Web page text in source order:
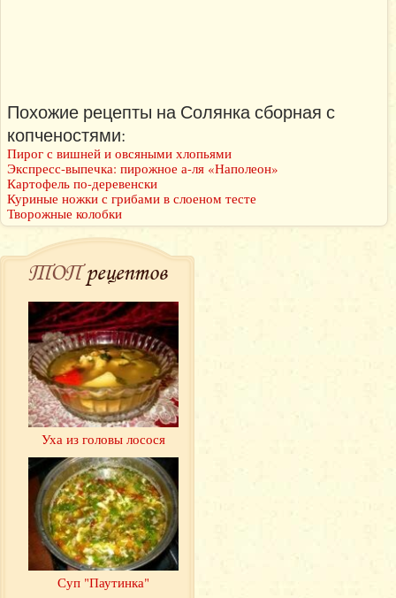
Похожие рецепты на Солянка сборная с
копченостями:
Пирог с вишней и овсяными хлопьями
Экспресс-выпечка: пирожное а-ля «Наполеон»
Картофель по-деревенски
Куриные ножки с грибами в слоеном тесте
Творожные колобки
ТОПрецептов
Уха из головы лосося
Суп "Паутинка"